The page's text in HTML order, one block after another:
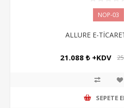
NOP-03
ALLURE E-
21.088 ₺ +KDV
SEPETE